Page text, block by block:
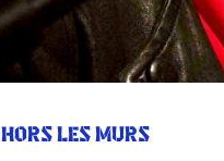
HORS LES MURS